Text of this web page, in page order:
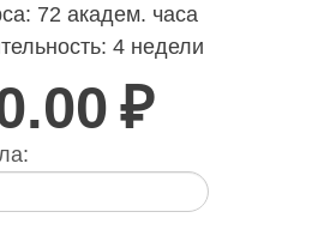
72 академ. часа
4 недели
₽